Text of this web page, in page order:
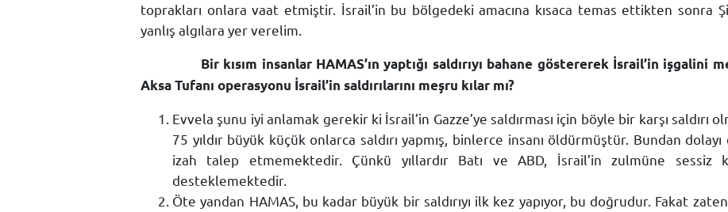
toprakları onlara vaat etmiştir. İsrail’in bu bölgedeki amacına kısaca temas ettikten sonra
yanlış algılara yer verelim.
Bir kısım insanlar HAMAS’ın yaptığı saldırıyı bahane göstererek İsrail’in işgalini
Aksa Tufanı operasyonu İsrail’in saldırılarını meşru kılar mı?
Evvela şunu iyi anlamak gerekir ki İsrail’in Gazze’ye saldırması için böyle bir karşı saldırı
75 yıldır büyük küçük onlarca saldırı yapmış, binlerce insanı öldürmüştür. Bundan
izah talep etmemektedir. Çünkü yıllardır Batı ve ABD, İsrail’in zulmüne
desteklemektedir.
Öte yandan HAMAS, bu kadar büyük bir saldırıyı ilk kez yapıyor, bu doğrudur. Fakat